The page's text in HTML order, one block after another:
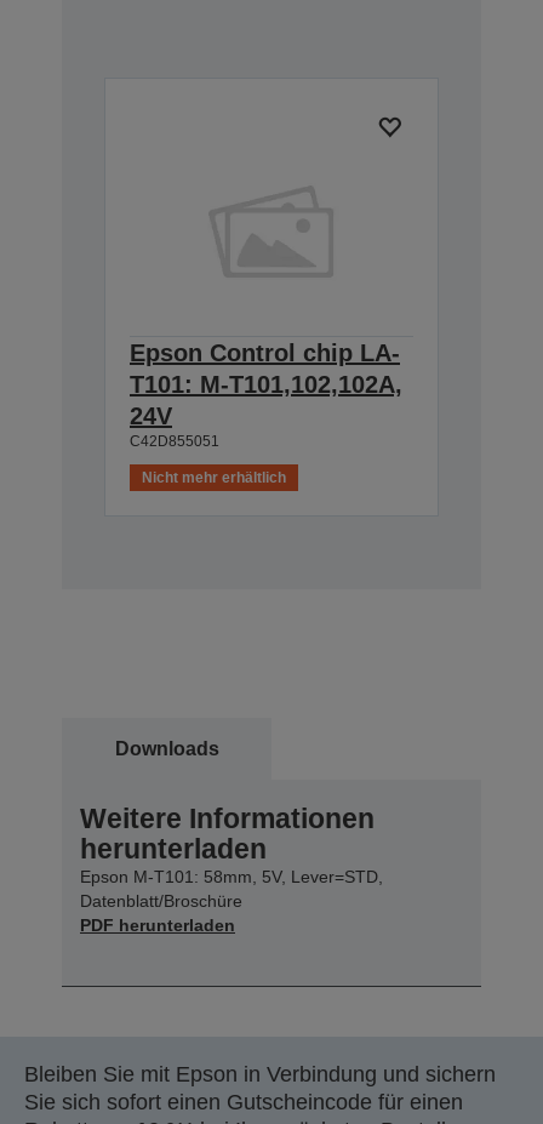
Epson Control chip LA-
T101: M-T101,102,102A,
24V
C42D855051
Nicht mehr erhältlich
Downloads
Weitere Informationen
herunterladen
Epson M-T101: 58mm, 5V, Lever=STD,
Datenblatt/Broschüre
PDF herunterladen
Bleiben Sie mit Epson in Verbindung und sichern
Sie sich sofort einen Gutscheincode für einen